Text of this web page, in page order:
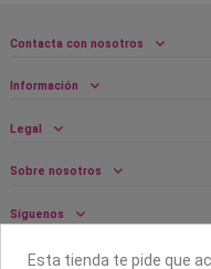
Contacta con nosotros
Información
Legal
Sobre nosotros
Síguenos
Boletín
Esta tienda te pide que